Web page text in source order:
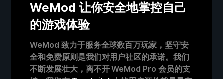
WeMod 让你安全地掌控自己
的游戏体验
WeMod 致力于服务全球数百万玩家，坚守安
全和免费原则是我们对用户社区的承诺。我们
不断发展壮大，离不开 WeMod Pro 会员的支